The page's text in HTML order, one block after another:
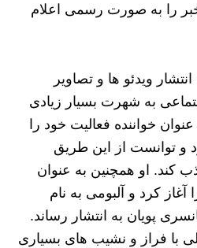
را به صورت رسمی اعلام
ویدئو ها و تصاویر
به شهرت بسیار زیادی
خواننده فعالیت خود را
و توانست از این طریق
کند. او همچنین به عنوان
آغاز کرد و آلبومی به نام
پویان به انتشار رساند.
با فراز و نشیب های بسیاری